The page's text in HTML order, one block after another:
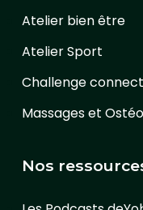
Atelier bien être
Atelier Sport
Challenge
Massages et
Nos